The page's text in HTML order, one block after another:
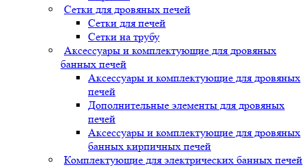
Сетки для дровяных печей
Сетки для печей
Сетки на трубу
Аксессуары и комплектующие для дровяных
банных печей
Аксессуары и комплектующие для дровяных
печей
Дополнительные элементы для дровяных
печей
Аксессуары и комплектующие для дровяных
банных кирпичных печей
Комплектующие для электрических банных печей